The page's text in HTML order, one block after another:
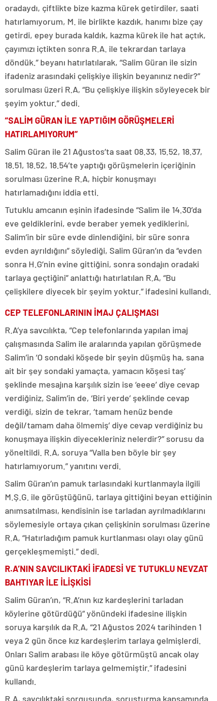
oradaydı, çiftlikte bize kazma kürek getirdiler, saati
hatırlamıyorum, M. ile birlikte kazdık, hanımı bize çay
getirdi, epey burada kaldık, kazma kürek ile hat açtık,
çayımızı içtikten sonra R.A. ile tekrardan tarlaya
döndük.” beyanı hatırlatılarak, “Salim Güran ile sizin
ifadeniz arasındaki çelişkiye ilişkin beyanınız nedir?”
sorulması üzeri R.A, “Bu çelişkiye ilişkin söyleyecek bir
şeyim yoktur.” dedi.
“SALİM GÜRAN İLE YAPTIĞIM GÖRÜŞMELERİ
HATIRLAMIYORUM”
Salim Güran ile 21 Ağustos’ta saat 08.33, 15.52, 18.37,
18.51, 18.52, 18.54’te yaptığı görüşmelerin içeriğinin
sorulması üzerine R.A, hiçbir konuşmayı
hatırlamadığını iddia etti.
Tutuklu amcanın eşinin ifadesinde “Salim ile 14.30’da
eve geldiklerini, evde beraber yemek yediklerini,
Salim’in bir süre evde dinlendiğini, bir süre sonra
evden ayrıldığını” söylediği, Salim Güran’ın da “evden
sonra H.G’nin evine gittiğini, sonra sondajın oradaki
tarlaya geçtiğini” anlattığı hatırlatılan R.A, “Bu
çelişkilere diyecek bir şeyim yoktur.” ifadesini kullandı.
CEP TELEFONLARININ İMAJ ÇALIŞMASI
R.A’ya savcılıkta, “Cep telefonlarında yapılan imaj
çalışmasında Salim ile aralarında yapılan görüşmede
Salim’in ‘O sondaki köşede bir şeyin düşmüş ha, sana
ait bir şey sondaki yamaçta, yamacın köşesi taş’
şeklinde mesajına karşılık sizin ise ‘eeee’ diye cevap
verdiğiniz, Salim’in de, ‘Biri yerde’ şeklinde cevap
verdiği, sizin de tekrar, ‘tamam henüz bende
değil/tamam daha ölmemiş’ diye cevap verdiğiniz bu
konuşmaya ilişkin diyecekleriniz nelerdir?” sorusu da
yöneltildi. R.A, soruya “Valla ben böyle bir şey
hatırlamıyorum.” yanıtını verdi.
Salim Güran’ın pamuk tarlasındaki kurtlanmayla ilgili
M.Ş.G. ile görüştüğünü, tarlaya gittiğini beyan ettiğinin
anımsatılması, kendisinin ise tarladan ayrılmadıklarını
söylemesiyle ortaya çıkan çelişkinin sorulması üzerine
R.A, “Hatırladığım pamuk kurtlanması olayı olay günü
gerçekleşmemişti.” dedi.
R.A’NIN SAVCILIKTAKİ İFADESİ VE TUTUKLU NEVZAT
BAHTIYAR İLE İLİŞKİSİ
Salim Güran’ın, “R.A’nın kız kardeşlerini tarladan
köylerine götürdüğü” yönündeki ifadesine ilişkin
soruya karşılık da R.A, “21 Ağustos 2024 tarihinden 1
veya 2 gün önce kız kardeşlerim tarlaya gelmişlerdi.
Onları Salim arabası ile köye götürmüştü ancak olay
günü kardeşlerim tarlaya gelmemiştir.” ifadesini
kullandı.
R.A, savcılıktaki sorgusunda, soruşturma kapsamında